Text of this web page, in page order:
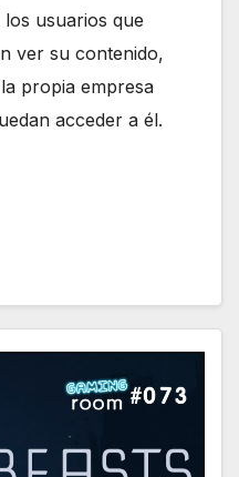
usuarios que
ver su contenido,
propia empresa
acceder a él.